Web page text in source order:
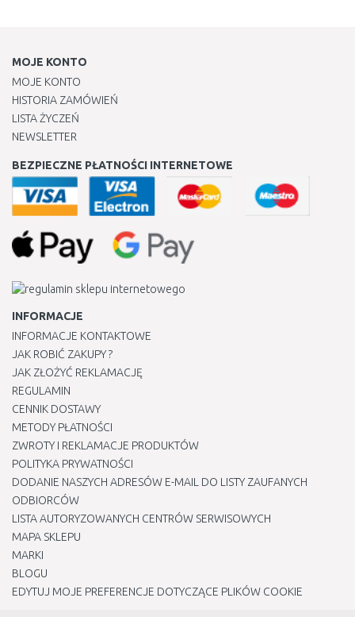
MOJE KONTO
MOJE KONTO
HISTORIA ZAMÓWIEŃ
LISTA ŻYCZEŃ
NEWSLETTER
BEZPIECZNE PŁATNOŚCI INTERNETOWE
INFORMACJE
INFORMACJE KONTAKTOWE
JAK ROBIĆ ZAKUPY ?
JAK ZŁOŻYĆ REKLAMACJĘ
REGULAMIN
CENNIK DOSTAWY
METODY PŁATNOŚCI
ZWROTY I REKLAMACJE PRODUKTÓW
POLITYKA PRYWATNOŚCI
DODANIE NASZYCH ADRESÓW E-MAIL DO LISTY ZAUFANYCH
ODBIORCÓW
LISTA AUTORYZOWANYCH CENTRÓW SERWISOWYCH
MAPA SKLEPU
MARKI
BLOGU
EDYTUJ MOJE PREFERENCJE DOTYCZĄCE PLIKÓW COOKIE